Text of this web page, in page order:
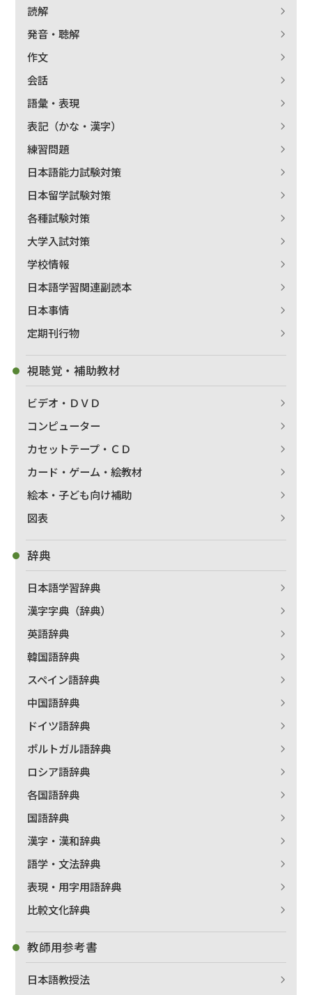
出版社名で絞り込む
著者名で絞り込む
読解
発音・聴解
作文
会話
語彙・表現
表記（かな・漢字）
練習問題
日本語能力試験対策
日本留学試験対策
各種試験対策
大学入試対策
学校情報
日本語学習関連副読本
日本事情
定期刊行物
視聴覚・補助教材
ビデオ・ＤＶＤ
コンピューター
カセットテープ・ＣＤ
カード・ゲーム・絵教材
絵本・子ども向け補助
図表
辞典
日本語学習辞典
漢字字典（辞典）
英語辞典
韓国語辞典
スペイン語辞典
中国語辞典
ドイツ語辞典
ポルトガル語辞典
ロシア語辞典
各国語辞典
国語辞典
漢字・漢和辞典
語学・文法辞典
表現・用字用語辞典
比較文化辞典
教師用参考書
日本語教授法